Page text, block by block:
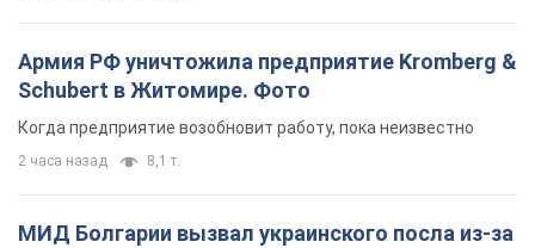
Армия РФ уничтожила предприятие Kromberg &
Schubert в Житомире. Фото
Когда предприятие возобновит работу, пока неизвестно
2 часа назад 8,1 т.
МИД Болгарии вызвал украинского посла из-за